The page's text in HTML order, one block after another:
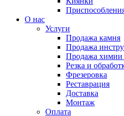
О нас
Услуги
Продажа камня
Продажа
Продажа химии
Резка и
Фрезеровка
Реставрация
Доставка
Монтаж
Оплата